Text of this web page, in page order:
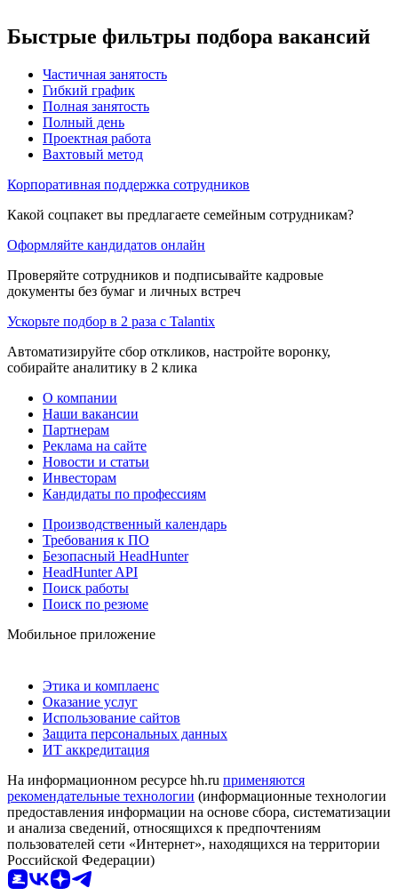
Быстрые фильтры подбора вакансий
Частичная занятость
Гибкий график
Полная занятость
Полный день
Проектная работа
Вахтовый метод
Корпоративная поддержка сотрудников
Какой соцпакет вы предлагаете семейным сотрудникам?
Оформляйте кандидатов онлайн
Проверяйте сотрудников и подписывайте кадровые
документы без бумаг и личных встреч
Ускорьте подбор в 2 раза с Talantix
Автоматизируйте сбор откликов, настройте воронку,
собирайте аналитику в 2 клика
О компании
Наши вакансии
Партнерам
Реклама на сайте
Новости и статьи
Инвесторам
Кандидаты по профессиям
Производственный календарь
Требования к ПО
Безопасный HeadHunter
HeadHunter API
Поиск работы
Поиск по резюме
Мобильное приложение
Этика и комплаенс
Оказание услуг
Использование сайтов
Защита персональных данных
ИТ аккредитация
На информационном ресурсе hh.ru применяются
рекомендательные технологии (информационные технологии
предоставления информации на основе сбора, систематизации
и анализа сведений, относящихся к предпочтениям
пользователей сети «Интернет», находящихся на территории
Российской Федерации)